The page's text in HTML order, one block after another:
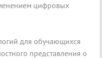
цифровых
для обучающихся
представления о